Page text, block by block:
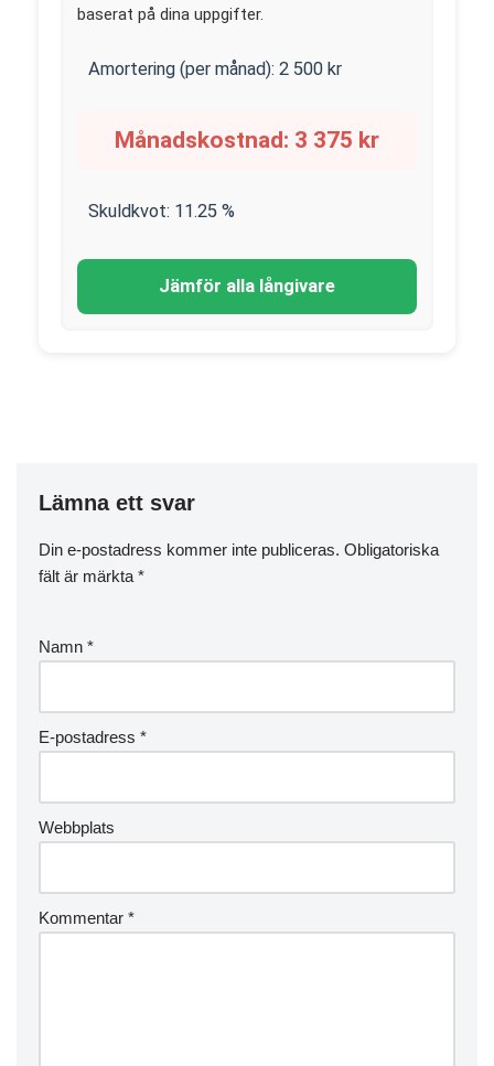
baserat på dina uppgifter.
Amortering (per månad): 2 500 kr
Månadskostnad: 3 375 kr
Skuldkvot: 11.25 %
Jämför alla långivare
Lämna ett svar
Din e-postadress kommer inte publiceras. Obligatoriska
fält är märkta *
Namn *
E-postadress *
Webbplats
Kommentar *